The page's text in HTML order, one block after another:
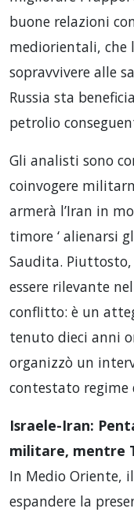
buone relazioni
mediorientali, che
sopravvivere alle
Russia sta
petrolio
Gli analisti sono
coinvogere
armerà l’Iran in
timore ‘ alienarsi
Saudita.
essere rilevante
conflitto: è un
tenuto dieci anni
organizzò un
contestato regime
Israele-Iran:
militare, mentre
In Medio Oriente,
espandere la